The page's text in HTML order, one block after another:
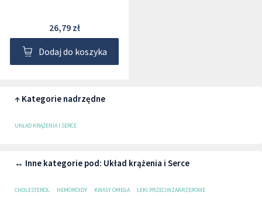
26,79 zł
Dodaj do koszyka
↑ Kategorie nadrzędne
UKŁAD KRĄŻENIA I SERCE
↔ Inne kategorie pod: Układ krążenia i Serce
CHOLESTEROL HEMOROIDY KWASY OMEGA LEKI PRZECIWZAKRZEPOWE